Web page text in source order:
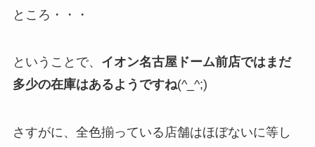
ところ・・・
ということで、 イオン名古屋ドーム前店ではまだ
多少の在庫はあるようですね(^_^;)
さすがに、全色揃っている店舗はほぼないに等し